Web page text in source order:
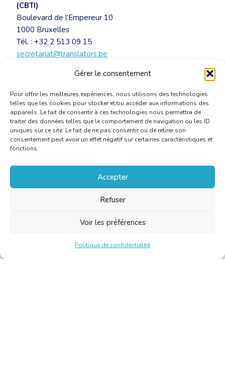
Gérer le consentement
Pour offrir les meilleures expériences, nous utilisons des technologies
telles que les cookies pour stocker et/ou accéder aux informations des
appareils. Le fait de consentir à ces technologies nous permettra de
traiter des données telles que le comportement de navigation ou les ID
uniques sur ce site. Le fait de ne pas consentir ou de retirer son
consentement peut avoir un effet négatif sur certaines caractéristiques et
fonctions.
Accepter
Refuser
Voir les préférences
Politique de confidentialité
(CBTI)
Boulevard de l’Empereur 10
1000 Bruxelles
Tél. : +32 2 513 09 15
secretariat@translators.be